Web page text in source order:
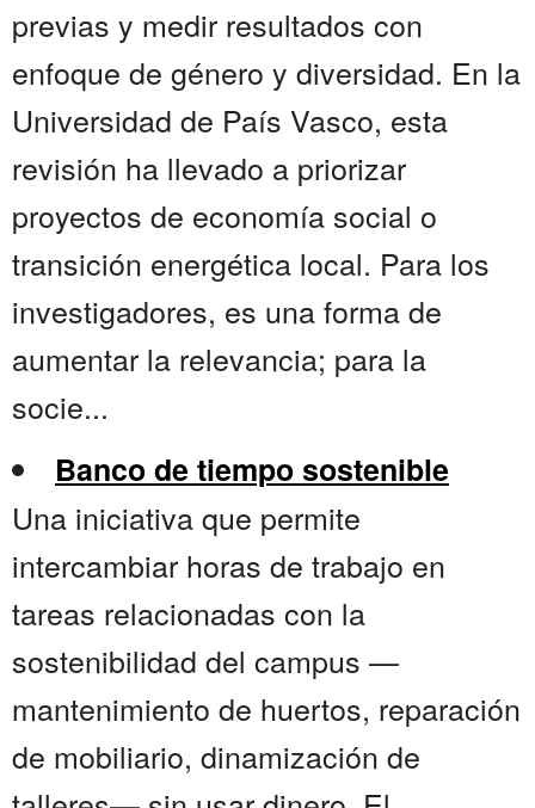
previas y medir resultados con
enfoque de género y diversidad. En la
Universidad de País Vasco, esta
revisión ha llevado a priorizar
proyectos de economía social o
transición energética local. Para los
investigadores, es una forma de
aumentar la relevancia; para la
socie...
Banco de tiempo sostenible
Una iniciativa que permite
intercambiar horas de trabajo en
tareas relacionadas con la
sostenibilidad del campus —
mantenimiento de huertos, reparación
de mobiliario, dinamización de